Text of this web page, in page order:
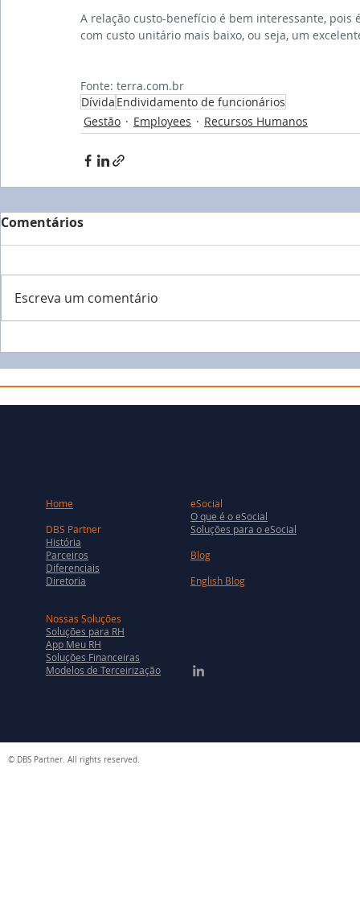
A relação custo-benefício é bem interessante,
com custo unitário mais baixo, ou seja, um
Fonte: terra.com.br
Dívida Endividamento de funcionários
Gestão
Employees Recursos Humanos
Comentários
Escreva um comentário
Home
DBS Partner
História
Parceiros
Diferenciais
Diretoria
eSocial
O que é o eSocial
Soluções para o eSocial
Blog
English Blog
Nossas Soluções
Soluções para RH
App Meu RH
Soluções Financeiras
Modelos de Terceirização
© DBS Partner. All rights reserved.